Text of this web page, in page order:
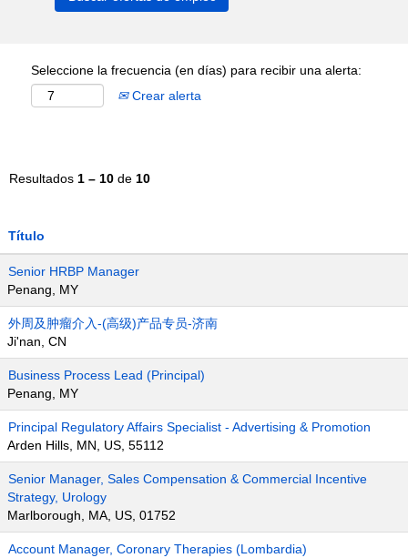
Seleccione la frecuencia (en días) para recibir una alerta:
Crear alerta
Resultados 1 – 10 de 10
Título
Senior HRBP Manager
Penang, MY
外周及肿瘤介入-(高级)产品专员-济南
Ji'nan, CN
Business Process Lead (Principal)
Penang, MY
Principal Regulatory Affairs Specialist - Advertising & Promotion
Arden Hills, MN, US, 55112
Senior Manager, Sales Compensation & Commercial Incentive
Strategy, Urology
Marlborough, MA, US, 01752
Account Manager, Coronary Therapies (Lombardia)